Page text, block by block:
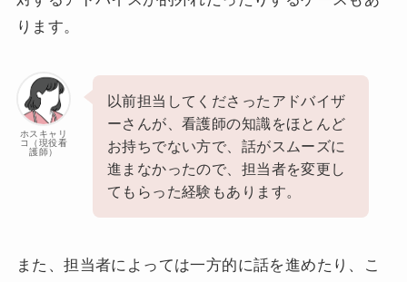
ります。
ホスキャリ
コ（現役看
護師）
以前担当してくださったアドバイザ
ーさんが、看護師の知識をほとんど
お持ちでない方で、話がスムーズに
進まなかったので、担当者を変更し
てもらった経験もあります。
また、担当者によっては一方的に話を進めたり、こ